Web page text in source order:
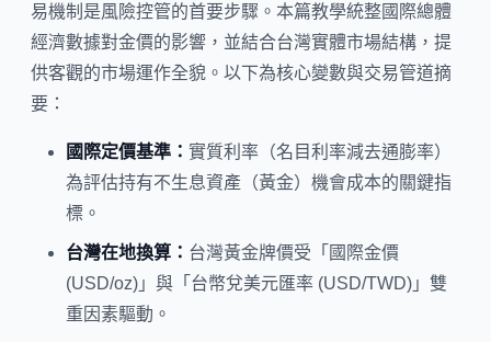
易機制是風險控管的首要步驟。本篇教學統整國際總體
經濟數據對金價的影響，並結合台灣實體市場結構，提
供客觀的市場運作全貌。以下為核心變數與交易管道摘
要：
國際定價基準： 實質利率（名目利率減去通膨率）
為評估持有不生息資產（黃金）機會成本的關鍵指
標。
台灣在地換算： 台灣黃金牌價受「國際金價
(USD/oz)」與「台幣兌美元匯率 (USD/TWD)」雙
重因素驅動。